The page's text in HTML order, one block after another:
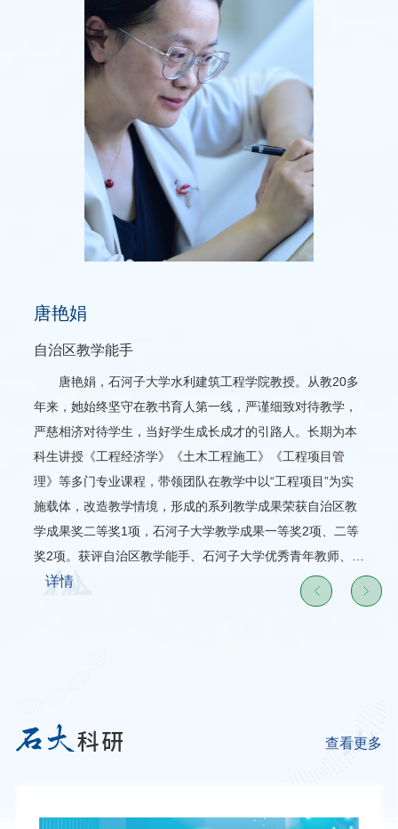
唐艳娟
自治区教学能手
唐艳娟，石河子大学水利建筑工程学院教授。从教20多
年来，她始终坚守在教书育人第一线，严谨细致对待教学，
严慈相济对待学生，当好学生成长成才的引路人。长期为本
科生讲授《工程经济学》《土木工程施工》《工程项目管
理》等多门专业课程，带领团队在教学中以“工程项目”为实
施载体，改造教学情境，形成的系列教学成果荣获自治区教
学成果奖二等奖1项，石河子大学教学成果一等奖2项、二等
奖2项。获评自治区教学能手、石河子大学优秀青年教师、师
德标兵等荣誉称号。
详情
查看更多